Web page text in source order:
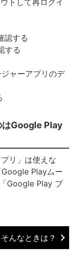
トして再ログイ
認する
する
ャーアプリのデ
はGoogle Play
リ」は使えな
Playムー
Google Play ブ
んなときは？